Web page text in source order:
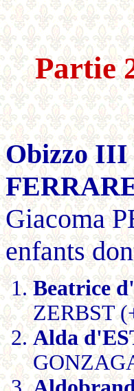
Partie
Obizzo III
Giacoma
enfants
Beatrice
ZERBST
Alda